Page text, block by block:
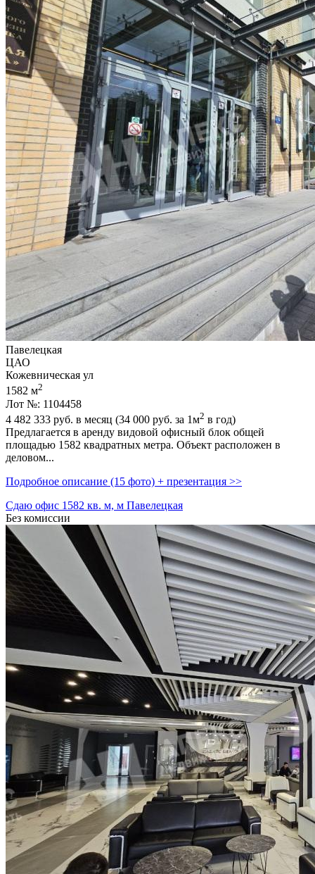
Павелецкая
ЦАО
Кожевническая ул
1582 м2
Лот №: 1104458
4 482 333 руб. в месяц (34 000 руб. за 1м2 в год)
Предлагается в аренду видовой офисный блок общей
площадью 1582 квадратных метра. Объект расположен в
деловом...
Подробное описание (15 фото) + презентация >>
Сдаю офис 1582 кв. м, м Павелецкая
Без комиссии